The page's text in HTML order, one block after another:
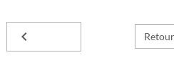
Retour